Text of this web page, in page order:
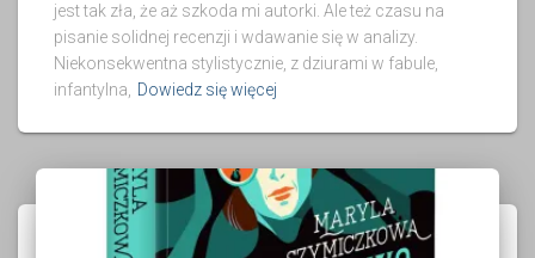
jest tak zła, że aż szkoda mi autorki. Ale też czasu na
pisanie solidnej recenzji i wdawanie się w analizy.
Niekonsekwentna stylistycznie, z dziurami w fabule,
infantylna,
Dowiedz się więcej